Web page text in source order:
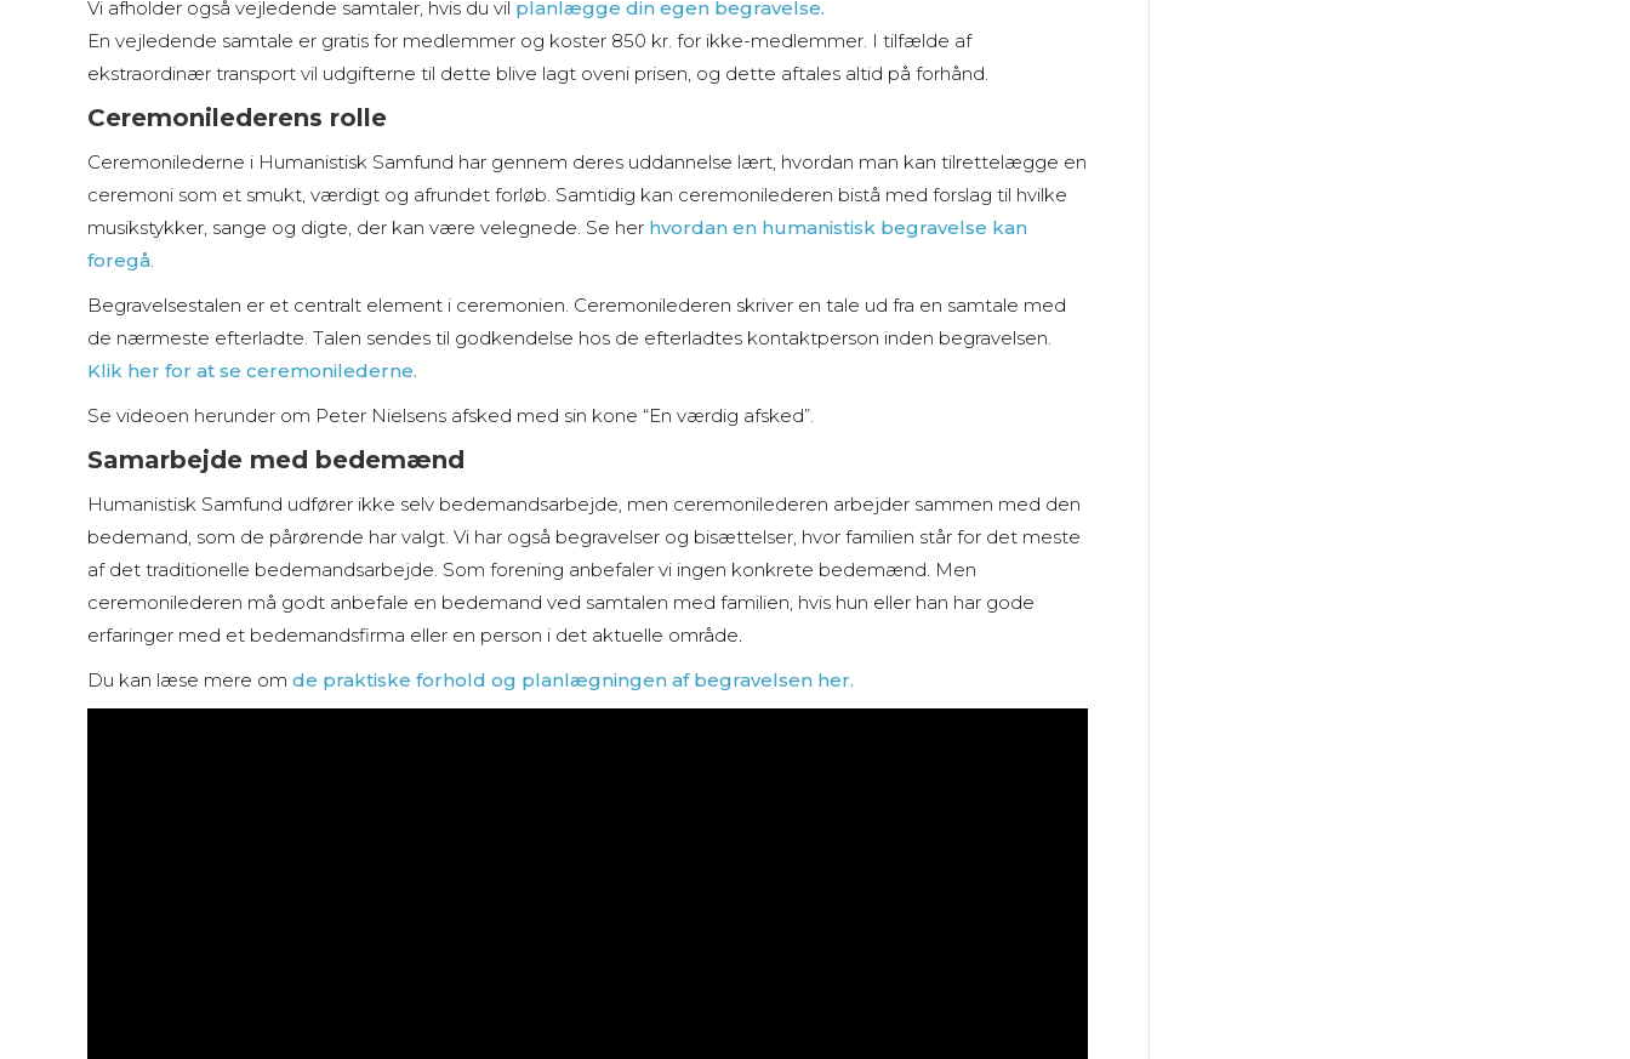
Vi afholder også vejledende samtaler, hvis du vil planlægge din egen begravelse.
En vejledende samtale er gratis for medlemmer og koster 850 kr. for ikke-medlemmer. I tilfælde af
ekstraordinær transport vil udgifterne til dette blive lagt oveni prisen, og dette aftales altid på forhånd.
Ceremonilederens rolle
Ceremonilederne i Humanistisk Samfund har gennem deres uddannelse lært, hvordan man kan tilrettelægge en
ceremoni som et smukt, værdigt og afrundet forløb. Samtidig kan ceremonilederen bistå med forslag til hvilke
musikstykker, sange og digte, der kan være velegnede. Se her hvordan en humanistisk begravelse kan
foregå.
Begravelsestalen er et centralt element i ceremonien. Ceremonilederen skriver en tale ud fra en samtale med
de nærmeste efterladte. Talen sendes til godkendelse hos de efterladtes kontaktperson inden begravelsen.
Klik her for at se ceremonilederne.
Se videoen herunder om Peter Nielsens afsked med sin kone “En værdig afsked”.
Samarbejde med bedemænd
Humanistisk Samfund udfører ikke selv bedemandsarbejde, men ceremonilederen arbejder sammen med den
bedemand, som de pårørende har valgt. Vi har også begravelser og bisættelser, hvor familien står for det meste
af det traditionelle bedemandsarbejde. Som forening anbefaler vi ingen konkrete bedemænd. Men
ceremonilederen må godt anbefale en bedemand ved samtalen med familien, hvis hun eller han har gode
erfaringer med et bedemandsfirma eller en person i det aktuelle område.
Du kan læse mere om de praktiske forhold og planlægningen af begravelsen her.